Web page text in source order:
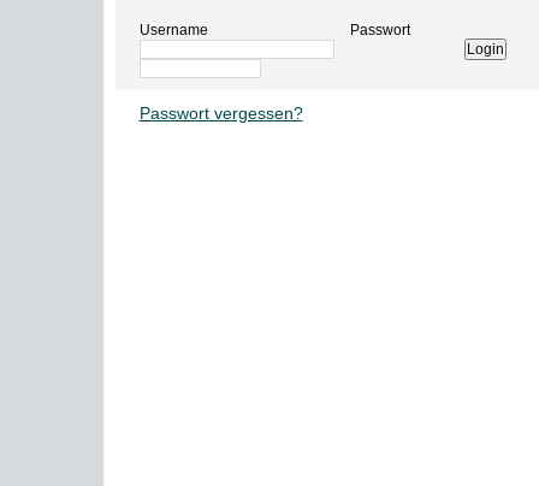
Username Passwort
Passwort vergessen?